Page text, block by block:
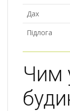
Дах
Підлога
Чим